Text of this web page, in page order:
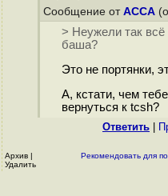
Сообщение от ACCA
> Неужели так всё
баша?
Это не портянки,
А, кстати, чем
вернуться к tcsh?
Ответить
Архив |
Удалить
Рекомендовать для